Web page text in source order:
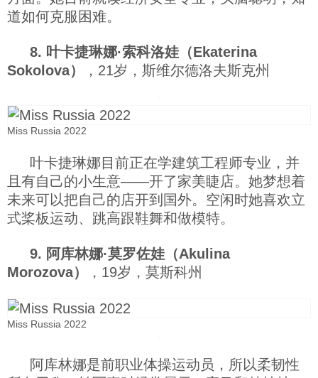
道如何克服困难。
8. 叶卡捷琳娜·索科洛娃（Ekaterina
Sokolova）
，21岁，斯维尔德洛夫斯克州
Miss Russia 2022
叶卡捷琳娜目前正在学建筑工程师专业，并
且有自己的小生意——开了家美睫店。她梦想着
未来可以把自己的店开到国外。空闲时她喜欢立
式桨板运动、跳高跟鞋舞和做模特。
9. 阿库林娜·莫罗佐娃（Akulina
Morozova）
，19岁，莫斯科州
Miss Russia 2022
阿库林娜是前职业体操运动员，所以柔韧性